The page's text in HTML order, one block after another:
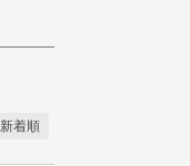
新着順